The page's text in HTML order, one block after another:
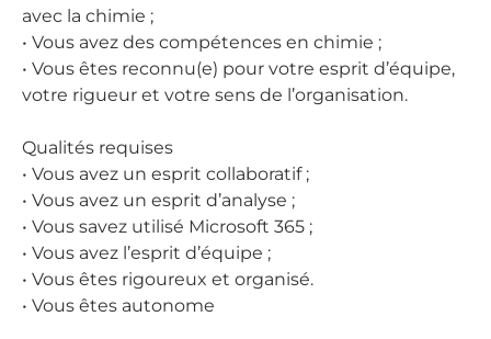
avec la chimie ;
• Vous avez des compétences en chimie ;
• Vous êtes reconnu(e) pour votre esprit d’équipe,
votre rigueur et votre sens de l’organisation.
Qualités requises
• Vous avez un esprit collaboratif ;
• Vous avez un esprit d’analyse ;
• Vous savez utilisé Microsoft 365 ;
• Vous avez l’esprit d’équipe ;
• Vous êtes rigoureux et organisé.
• Vous êtes autonome